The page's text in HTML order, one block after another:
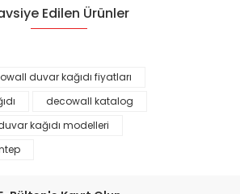
Edilen Ürünler
duvar kağıdı fiyatları
decowall katalog
kağıdı modelleri